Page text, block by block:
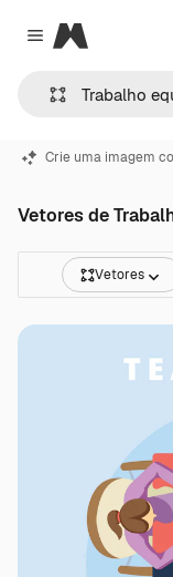
Close menu
Magnific
Crie uma imagem
Vetores de
Vetores